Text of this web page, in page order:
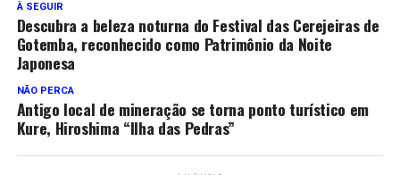
À SEGUIR
Descubra a beleza noturna do Festival das Cerejeiras de
Gotemba, reconhecido como Patrimônio da Noite
Japonesa
NÃO PERCA
Antigo local de mineração se torna ponto turístico em
Kure, Hiroshima “Ilha das Pedras”